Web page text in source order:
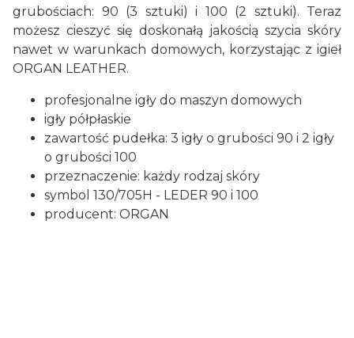
grubościach: 90 (3 sztuki) i 100 (2 sztuki). Teraz
możesz cieszyć się doskonałą jakością szycia skóry
nawet w warunkach domowych, korzystając z igieł
ORGAN LEATHER.
profesjonalne igły do maszyn domowych
igły półpłaskie
zawartość pudełka: 3 igły o grubości 90 i 2 igły
o grubości 100
przeznaczenie: każdy rodzaj skóry
symbol 130/705H - LEDER 90 i 100
producent: ORGAN